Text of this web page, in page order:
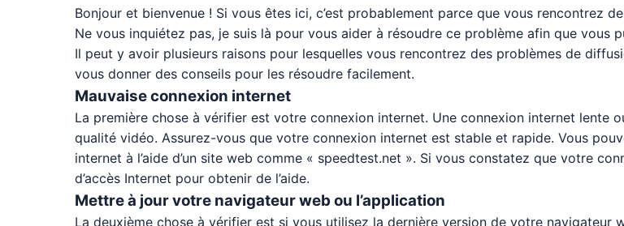
Bonjour et bienvenue ! Si vous êtes ici, c’est probablement parce que vous rencontrez
Ne vous inquiétez pas, je suis là pour vous aider à résoudre ce problème afin que
Il peut y avoir plusieurs raisons pour lesquelles vous rencontrez des problèmes de
vous donner des conseils pour les résoudre facilement.
Mauvaise connexion internet
La première chose à vérifier est votre connexion internet. Une connexion internet lente
qualité vidéo. Assurez-vous que votre connexion internet est stable et rapide. Vous
internet à l’aide d’un site web comme « speedtest.net ». Si vous constatez que votre
d’accès Internet pour obtenir de l’aide.
Mettre à jour votre navigateur web ou l’application
La deuxième chose à vérifier est si vous utilisez la dernière version de votre navigateur